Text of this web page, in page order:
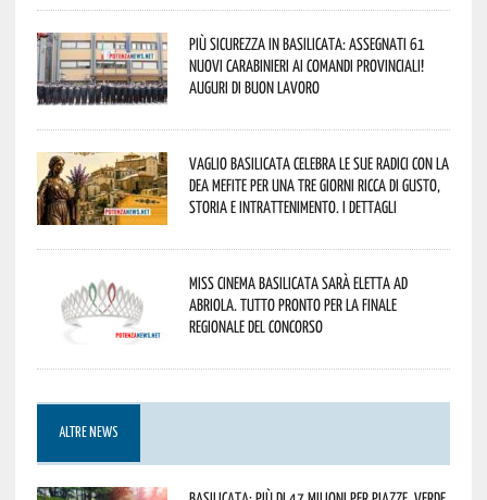
Più sicurezza in Basilicata: assegnati 61
nuovi Carabinieri ai Comandi provinciali!
Auguri di buon lavoro
Vaglio Basilicata celebra le sue radici con la
Dea Mefite per una tre giorni ricca di gusto,
storia e intrattenimento. I dettagli
Miss Cinema Basilicata sarà eletta ad
Abriola. Tutto pronto per la finale
regionale del concorso
ALTRE NEWS